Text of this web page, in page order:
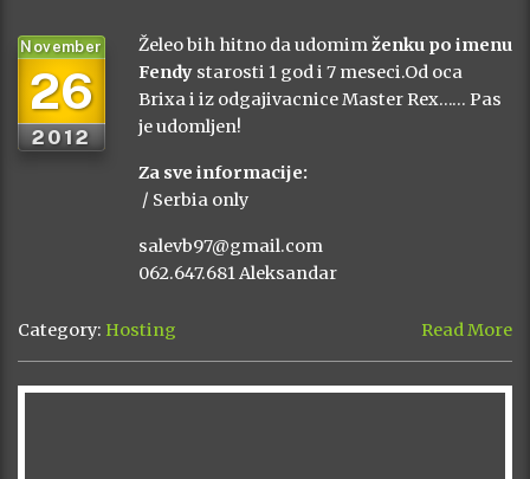
26
November
2012
Želeo bih hitno da udomimženku po imenu
Fendy starosti 1 god i 7 meseci.Od oca
Brixa i iz odgajivacnice Master Rex…… Pas
je udomljen!
Za sve informacije:
/ Serbia only
salevb97@gmail.com
062.647.681 Aleksandar
Category: Hosting Read More